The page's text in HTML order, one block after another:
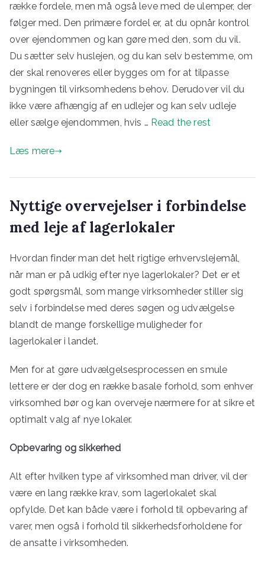
række fordele, men må også leve med de ulemper, der
følger med. Den primære fordel er, at du opnår kontrol
over ejendommen og kan gøre med den, som du vil.
Du sætter selv huslejen, og du kan selv bestemme, om
der skal renoveres eller bygges om for at tilpasse
bygningen til virksomhedens behov. Derudover vil du
ikke være afhængig af en udlejer og kan selv udleje
eller sælge ejendommen, hvis … Read the rest
Læs mere
Nyttige overvejelser i forbindelse
med leje af lagerlokaler
Hvordan finder man det helt rigtige erhvervslejemål,
når man er på udkig efter nye lagerlokaler? Det er et
godt spørgsmål, som mange virksomheder stiller sig
selv i forbindelse med deres søgen og udvælgelse
blandt de mange forskellige muligheder for
lagerlokaler i landet.
Men for at gøre udvælgelsesprocessen en smule
lettere er der dog en række basale forhold, som enhver
virksomhed bør og kan overveje nærmere for at sikre et
optimalt valg af nye lokaler.
Opbevaring og sikkerhed
Alt efter hvilken type af virksomhed man driver, vil der
være en lang række krav, som lagerlokalet skal
opfylde. Det kan både være i forhold til opbevaring af
varer, men også i forhold til sikkerhedsforholdene for
de ansatte i virksomheden.